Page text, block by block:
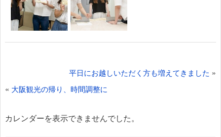
稿
ビ
平日にお越しいただく方も増えてきました »
« 大阪観光の帰り、時間調整に
カレンダーを表示できませんでした。